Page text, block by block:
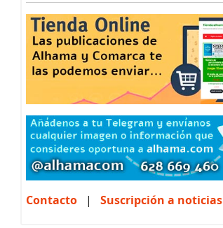
Contacto | Suscripción a noticias